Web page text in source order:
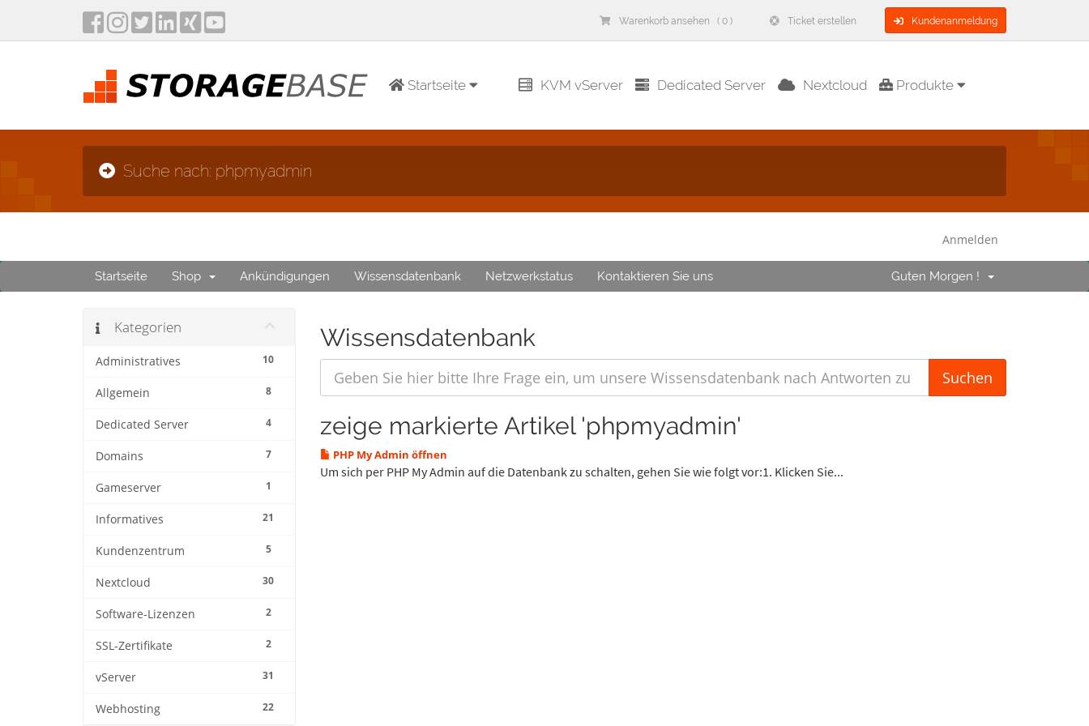
Warenkorb ansehen ( 0 ) Ticket erstellen Kundenanmeldung
Startseite KVM vServer Dedicated Server Nextcloud Produkte
Suche nach: phpmyadmin
Anmelden
Startseite Shop Ankündigungen Wissensdatenbank Netzwerkstatus Kontaktieren Sie uns Guten Morgen !
Wissensdatenbank
Kategorien
10
Administratives
8
Allgemein
4
Dedicated Server
7
Domains
1
Gameserver
21
Informatives
5
Kundenzentrum
30
Nextcloud
2
Software-Lizenzen
2
SSL-Zertifikate
31
vServer
22
Webhosting
zeige markierte Artikel 'phpmyadmin'
PHP My Admin öffnen
Um sich per PHP My Admin auf die Datenbank zu schalten, gehen Sie wie folgt vor:1. Klicken Sie...